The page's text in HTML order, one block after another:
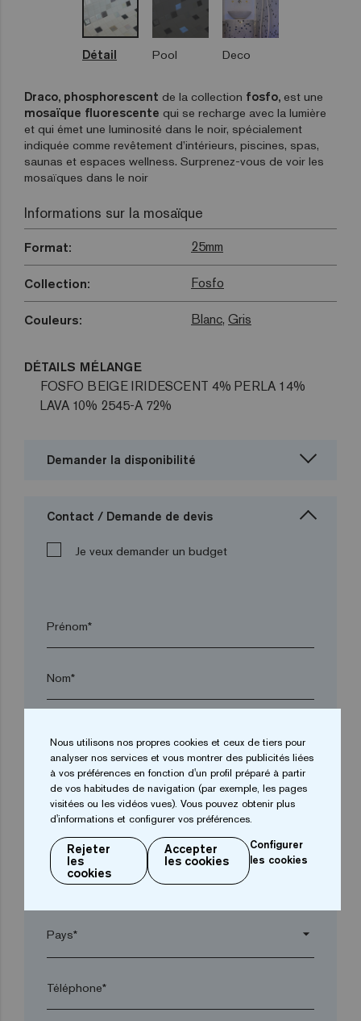
Détail Pool Deco
Draco, phosphorescent de la collection fosfo, est une
mosaïque fluorescente qui se recharge avec la lumière
et qui émet une luminosité dans le noir, spécialement
indiquée comme revêtement d’intérieurs, piscines, spas,
saunas et espaces wellness. Surprenez-vous de voir les
mosaïques dans le noir
Informations sur la mosaïque
Format: 25mm
Collection: Fosfo
Couleurs: Blanc, Gris
DÉTAILS MÉLANGE
FOSFO BEIGE IRIDESCENT 4% PERLA 14%
LAVA 10% 2545-A 72%
Demander la disponibilité
Contact / Demande de devis
Je veux demander un budget
Prénom*
Nom*
arrow_drop_down
Code postal*
arrow_drop_down
Téléphone*
Nous utilisons nos propres cookies et ceux de tiers pour
analyser nos services et vous montrer des publicités liées
à vos préférences en fonction d'un profil préparé à partir
de vos habitudes de navigation (par exemple, les pages
visitées ou les vidéos vues). Vous pouvez obtenir plus
d'informations et configurer vos préférences.
Rejeter
les
cookies
Accepter
les cookies
Configurer
les cookies